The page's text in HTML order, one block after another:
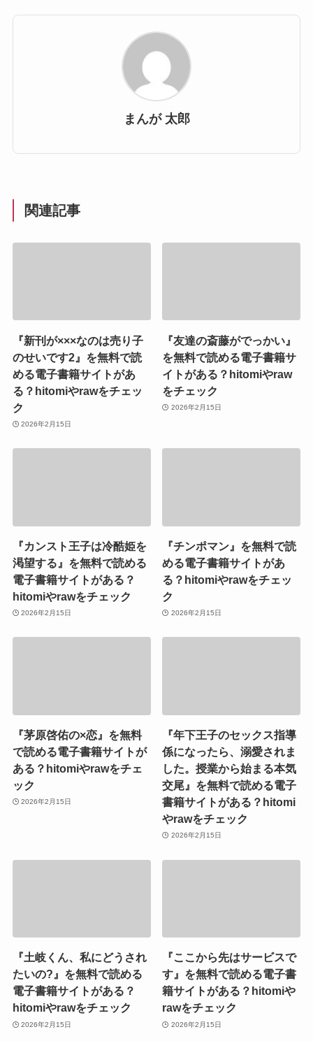
まんが 太郎
関連記事
『新刊が×××なのは売り子
のせいです2』を無料で読
める電子書籍サイトがあ
る？hitomiやrawをチェッ
ク
2026年2月15日
『友達の斎藤がでっかい』
を無料で読める電子書籍サ
イトがある？hitomiやraw
をチェック
2026年2月15日
『カンスト王子は冷酷姫を
渇望する』を無料で読める
電子書籍サイトがある？
hitomiやrawをチェック
2026年2月15日
『チンポマン』を無料で読
める電子書籍サイトがあ
る？hitomiやrawをチェッ
ク
2026年2月15日
『茅原啓佑の×恋』を無料
で読める電子書籍サイトが
ある？hitomiやrawをチェ
ック
2026年2月15日
『年下王子のセックス指導
係になったら、溺愛されま
した。授業から始まる本気
交尾』を無料で読める電子
書籍サイトがある？hitomi
やrawをチェック
2026年2月15日
『土岐くん、私にどうされ
たいの?』を無料で読める
電子書籍サイトがある？
hitomiやrawをチェック
2026年2月15日
『ここから先はサービスで
す』を無料で読める電子書
籍サイトがある？hitomiや
rawをチェック
2026年2月15日